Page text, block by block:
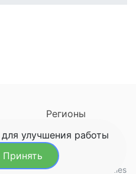
Регионы
Задать вопрос
Конфиденциальность Cookies
для улучшения работы
Принять